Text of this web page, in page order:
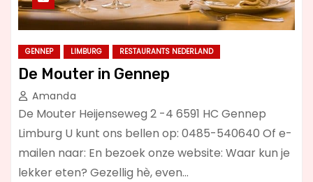
GENNEP LIMBURG RESTAURANTS NEDERLAND
De Mouter in Gennep
Amanda
De Mouter Heijenseweg 2 -4 6591 HC Gennep
Limburg U kunt ons bellen op: 0485-540640 Of e-
mailen naar: En bezoek onze website: Waar kun je
lekker eten? Gezellig hè, even…